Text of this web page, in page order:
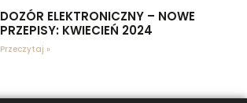
DOZÓR ELEKTRONICZNY – NOWE
PRZEPISY: KWIECIEŃ 2024
Przeczytaj »